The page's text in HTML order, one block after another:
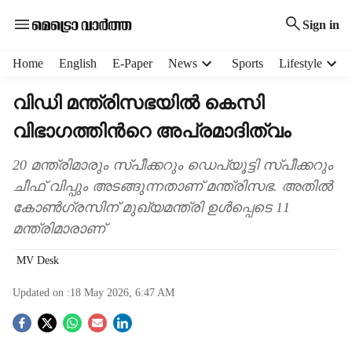
Sign in
Home English E-Paper News Sports Lifestyle
വിഡി മന്ത്രിസഭയില്‍ കെസി
വിഭാഗത്തിന്‍റെ അപ്രമാദിത്വം
20 മന്ത്രിമാരും സ്പീക്കറും ഡെപ്യൂട്ടി സ്പീക്കറും
ചീഫ് വിപ്പും അടങ്ങുന്നതാണ് മന്ത്രിസഭ. അതില്‍
കോണ്‍ഗ്രസിന് മുഖ്യമന്ത്രി ഉള്‍പ്പെടെ 11
മന്ത്രിമാരാണ്
MV Desk
Updated on :18 May 2026, 6:47 AM
S